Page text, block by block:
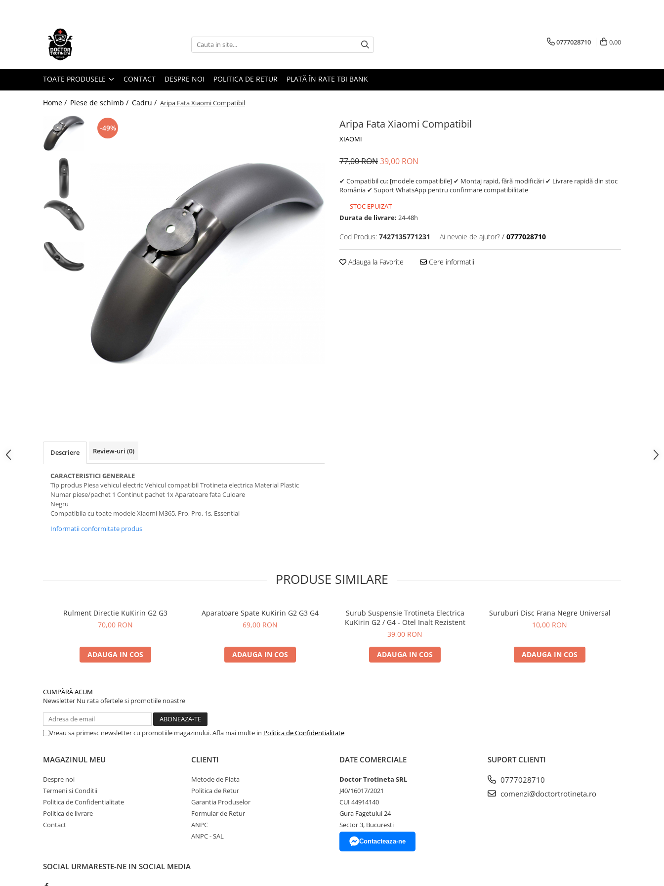
Toate Produsele
Piese de schimb
https://www.doctortrotineta.ro/electrica
Acceleratie
Contact cu cheie
https://www.doctortrotineta.ro/frane
Placute de frana
Manete de frana
https://www.doctortrotineta.ro/lumini
https://www.doctortrotineta.ro/cadru
trotinete-electrice
https://www.doctortrotineta.ro/cauciucuri-
cauciucuri-bicicleta
Camere bicicleta
Cauciuc tubeless cu GEL antipană
Cauciucuri bicicleta
forceOriginalForEdit=1&preview=00681
0777028710 0,00
TOATE PRODUSELE CONTACT DESPRE NOI POLITICA DE RETUR PLATĂ ÎN RATE TBI BANK
Home / Piese de schimb / Cadru / Aripa Fata Xiaomi Compatibil
Aripa Fata Xiaomi Compatibil
XIAOMI
-49%
77,00 RON39,00 RON
✔ Compatibil cu: [modele compatibile] ✔ Montaj rapid, fără modificări ✔ Livrare rapidă din stoc
România ✔ Suport WhatsApp pentru confirmare compatibilitate
STOC EPUIZAT
Durata de livrare: 24-48h
Cod Produs: 7427135771231 Ai nevoie de ajutor? / 0777028710
Adauga la Favorite Cere informatii
Descriere Review-uri (0)
CARACTERISTICI GENERALE
Tip produs Piesa vehicul electric Vehicul compatibil Trotineta electrica Material Plastic
Numar piese/pachet 1 Continut pachet 1x Aparatoare fata Culoare
Negru
Compatibila cu toate modele Xiaomi M365, Pro, Pro, 1s, Essential
Informatii conformitate produs
PRODUSE SIMILARE
Rulment Directie KuKirin G2 G3
70,00 RON
ADAUGA IN COS
Aparatoare Spate KuKirin G2 G3 G4
69,00 RON
ADAUGA IN COS
Surub Suspensie Trotineta Electrica
KuKirin G2 / G4 - Otel Inalt Rezistent
39,00 RON
ADAUGA IN COS
Suruburi Disc Frana Negre Universal
10,00 RON
ADAUGA IN COS
CUMPĂRĂ ACUM
Newsletter Nu rata ofertele si promotiile noastre
Vreau sa primesc newsletter cu promotiile magazinului. Afla mai multe in Politica de Confidentialitate
MAGAZINUL MEU
Despre noi
Termeni si Conditii
Politica de Confidentialitate
Politica de livrare
Contact
CLIENTI
Metode de Plata
Politica de Retur
Garantia Produselor
Formular de Retur
ANPC
ANPC - SAL
DATE COMERCIALE
Doctor Trotineta SRL
J40/16017/2021
CUI 44914140
Gura Fagetului 24
Sector 3, Bucuresti
Contacteaza-ne
SUPORT CLIENTI
0777028710
comenzi@doctortrotineta.ro
SOCIAL URMARESTE-NE IN SOCIAL MEDIA